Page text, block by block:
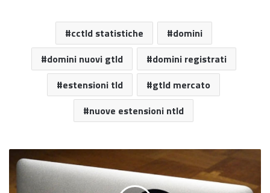
cctld statistiche
domini
domini nuovi gtld
domini registrati
estensioni tld
gtld mercato
nuove estensioni ntld